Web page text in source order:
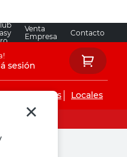
Venta
Empresa
Contacto
sesión
instalaciones Locales